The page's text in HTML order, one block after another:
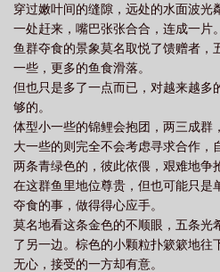
平安京时代。在这里你认识了一个有
是考虑到你总是要回家的，所以你没
一圈奇怪疤痕的人跟他比起来就温柔
找他说话。你不知道的是，你走了以
久。没过多久，你就到了可以婚配的
多，里面还有一些熟悉的面孔。你实
你挑一挑。但一向对你非常纵容的哥
暗之中，哥哥的手落在你的肩头。呼
经姓五条了，还在想和别人结婚的事
啊。”1.我流小恶魔女主，肉食系坏
线有调整。内含五条家主，夏油老师
警。3.男全洁，兄妹关系存续期间没
限回档读档。魔.蝎.小.说
穿过嫩叶间的缝隙，远处的水面波光
一处赶来，嘴巴张张合合，连成一片。
鱼群夺食的景象莫名取悦了馈赠者，
一些，更多的鱼食滑落。
但也只是多了一点而已，对越来越多
够的。
体型小一些的锦鲤会抱团，两三成群
大一些的则完全不会考虑寻求合作，
两条青绿色的，彼此依偎，艰难地争
在这群鱼里地位尊贵，但也可能只是
夺食的事，做得得心应手。
莫名地看这条金色的不顺眼，五条光
了另一边。棕色的小颗粒扑簌簌地往
无心，接受的一方却有意。